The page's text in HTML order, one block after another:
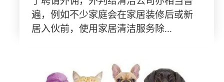
遍，例如不少家庭会在家居装修后或新
居入伙前，使用家居清洁服务除...